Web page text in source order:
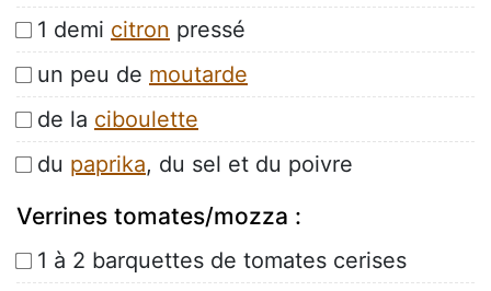
1 demi citron pressé
un peu de moutarde
de la ciboulette
du paprika, du sel et du poivre
Verrines tomates/mozza :
1 à 2 barquettes de tomates cerises